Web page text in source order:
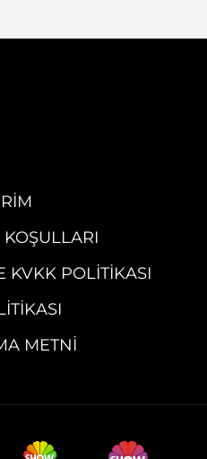
KVKK POLITIKASI
METNI